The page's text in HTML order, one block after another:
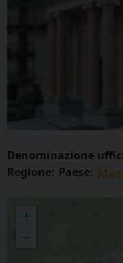
Denominazione
Regione: Paese:
+
−